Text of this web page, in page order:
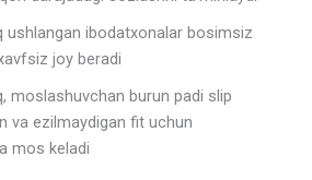
ushlangan ibodatxonalar bosimsiz
joy beradi
moslashuvchan burun padi slip
va ezilmaydigan fit uchun
mos keladi